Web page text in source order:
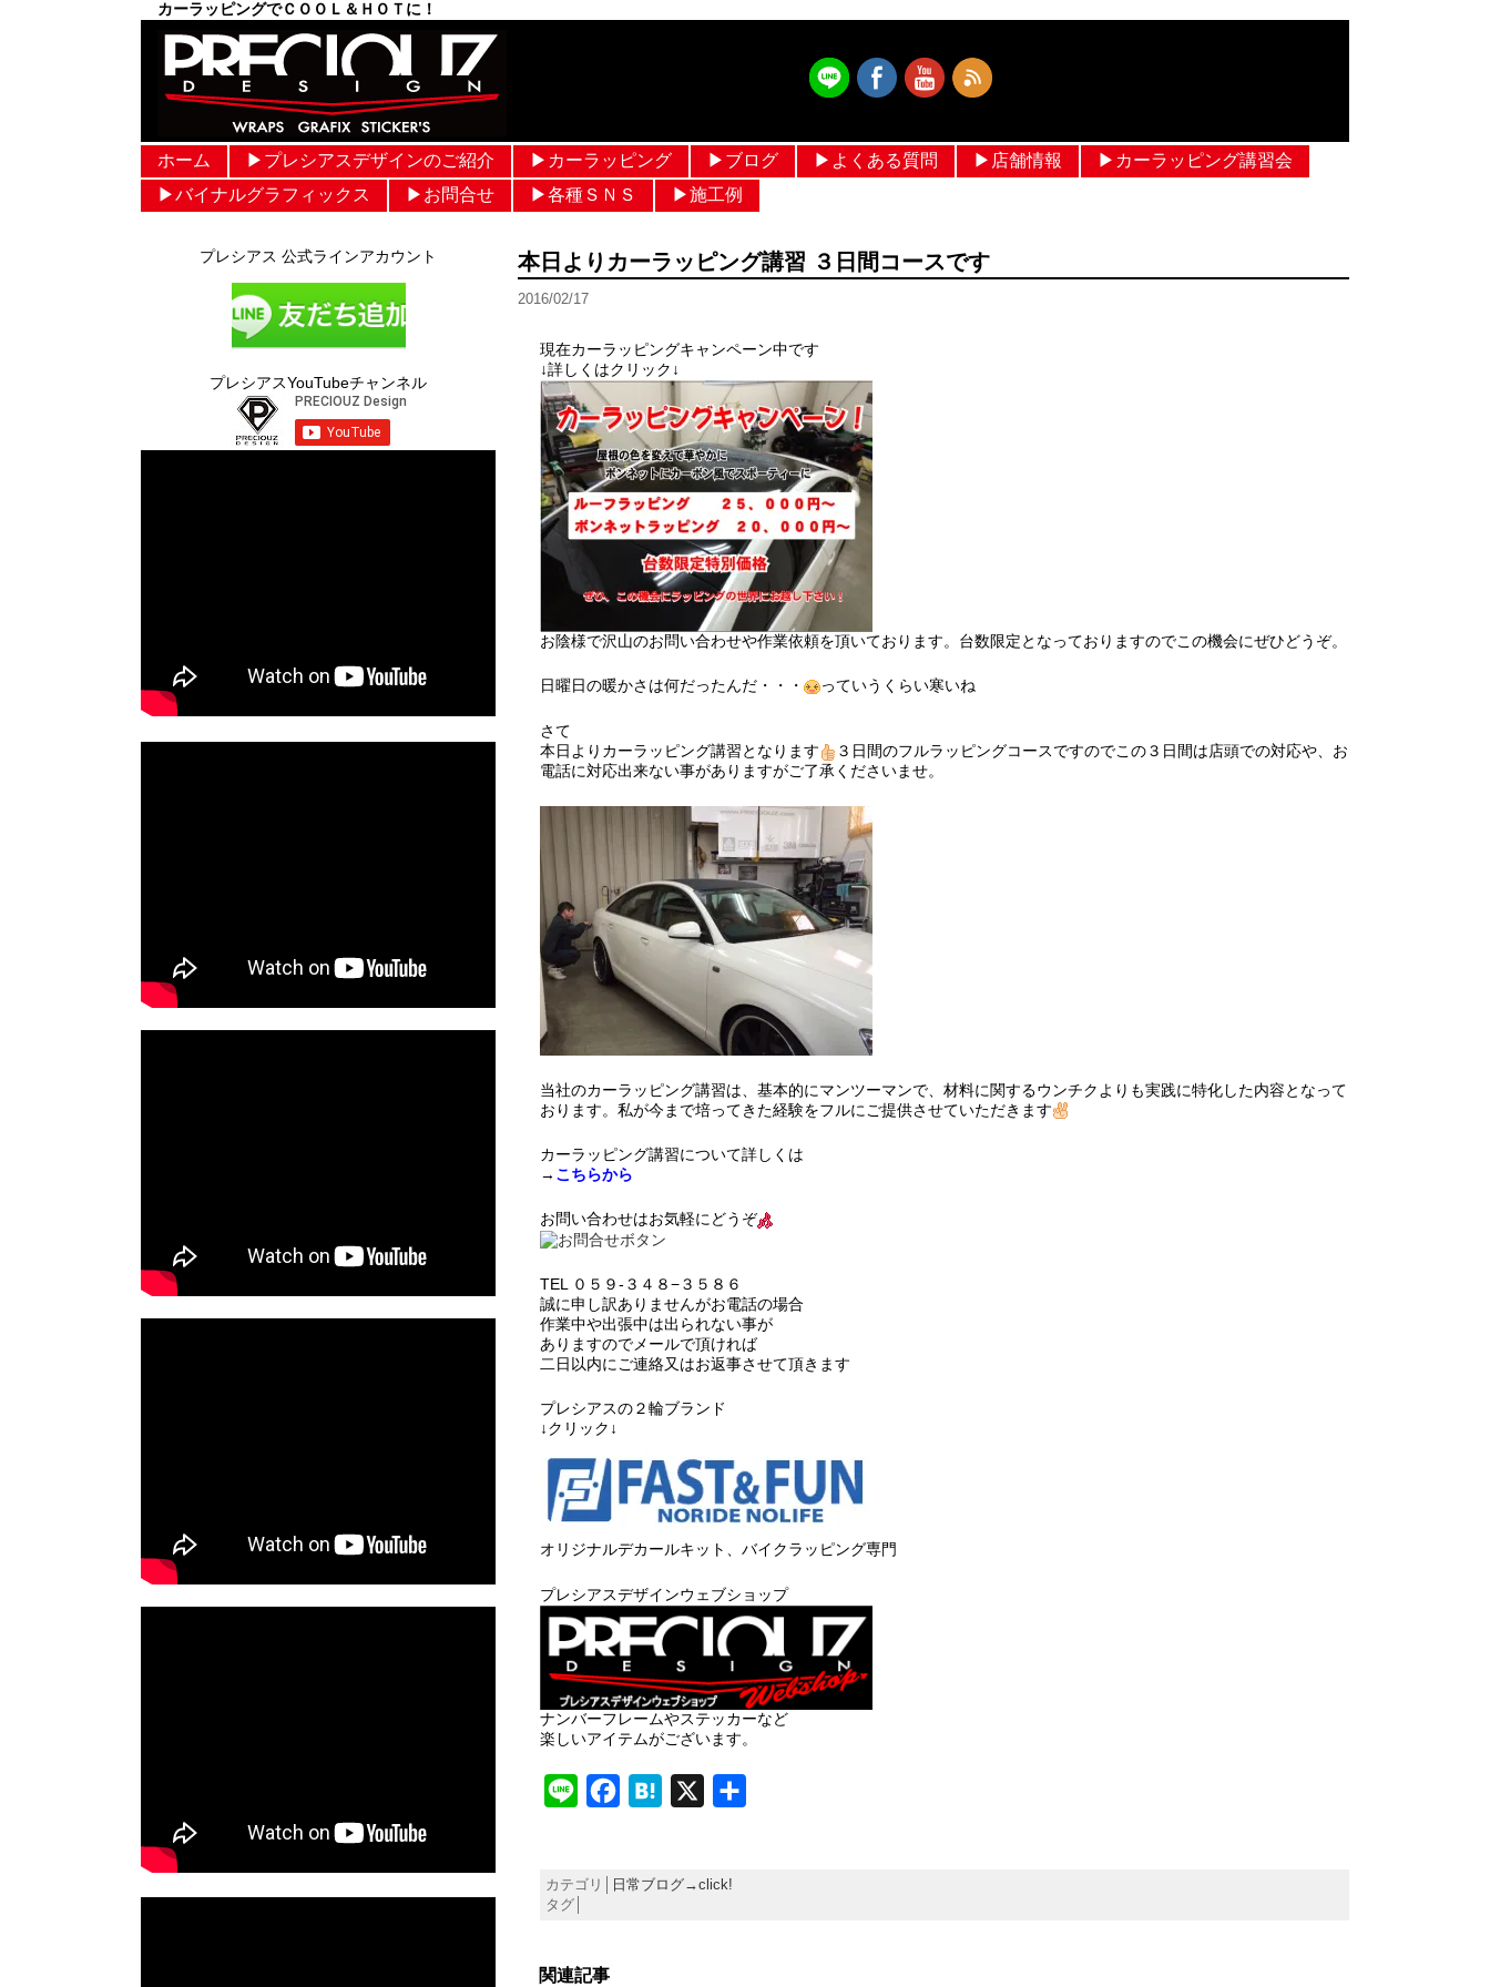
カーラッピングでＣＯＯＬ＆ＨＯＴに！
ホーム ▶︎プレシアスデザインのご紹介 ▶︎カーラッピング
フルラッピング価格 設定
ルーフラッピング
メッキモールラッピング
パートラッピング
ボンネットラッピング
フルカラーラッピング
ヘルメットラッピング
▶︎ブログ
作業ブログ
日常ブログ
▶︎よくある質問 ▶︎店舗情報
▶︎カーラッピング講習会
▶︎バイナルグラフィックス
▶︎お問合せ ▶︎各種ＳＮＳ ▶︎施工例
本日よりカーラッピング講習 ３日間コースです
2016/02/17
現在カーラッピングキャンペーン中です
↓詳しくはクリック↓
お陰様で沢山のお問い合わせや作業依頼を頂いております。台数限定となっておりますのでこの機会にぜひどうぞ。
日曜日の暖かさは何だったんだ・・・ っていうくらい寒いね
さて
本日よりカーラッピング講習となります
３日間のフルラッピングコースですのでこの３日間は店頭での対応や、お
電話に対応出来ない事がありますがご了承くださいませ。
当社のカーラッピング講習は、基本的にマンツーマンで、材料に関するウンチクよりも実践に特化した内容となって
おります。私が今まで培ってきた経験をフルにご提供させていただきます
カーラッピング講習について詳しくは
→ こちらから
お問い合わせはお気軽にどうぞ
TEL ０５９-３４８−３５８６
誠に申し訳ありませんがお電話の場合
作業中や出張中は出られない事が
ありますのでメールで頂ければ
二日以内にご連絡又はお返事させて頂きます
プレシアスの２輪ブランド
↓クリック↓
オリジナルデカールキット、バイクラッピング専門
プレシアスデザインウェブショップ
ナンバーフレームやステッカーなど
楽しいアイテムがございます。
Line Facebook
Hatena
カテゴリ│
日常ブログ→click!
タグ│
関連記事
プレシアス 公式ラインアカウント
プレシアスYouTubeチャンネル